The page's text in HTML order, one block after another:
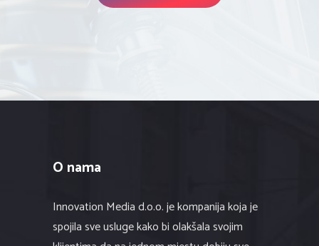
O nama
Innovation Media d.o.o. je kompanija koja je
spojila sve usluge kako bi olakšala svojim